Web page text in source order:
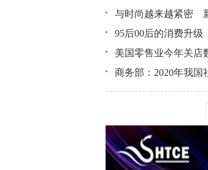
出日本市场，在中国开出了
随着政策支持加码和国内消
列。
与时尚越来越紧密
近年来，随着经济社会的快
这样的城市被称作新一线城
95后00后的消费升
美国零售业今年关店
商务部：2020年我国